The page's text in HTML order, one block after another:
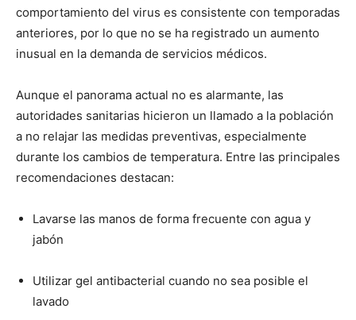
comportamiento del virus es consistente con temporadas
anteriores, por lo que no se ha registrado un aumento
inusual en la demanda de servicios médicos.
Aunque el panorama actual no es alarmante, las
autoridades sanitarias hicieron un llamado a la población
a no relajar las medidas preventivas, especialmente
durante los cambios de temperatura. Entre las principales
recomendaciones destacan:
Lavarse las manos de forma frecuente con agua y
jabón
Utilizar gel antibacterial cuando no sea posible el
lavado